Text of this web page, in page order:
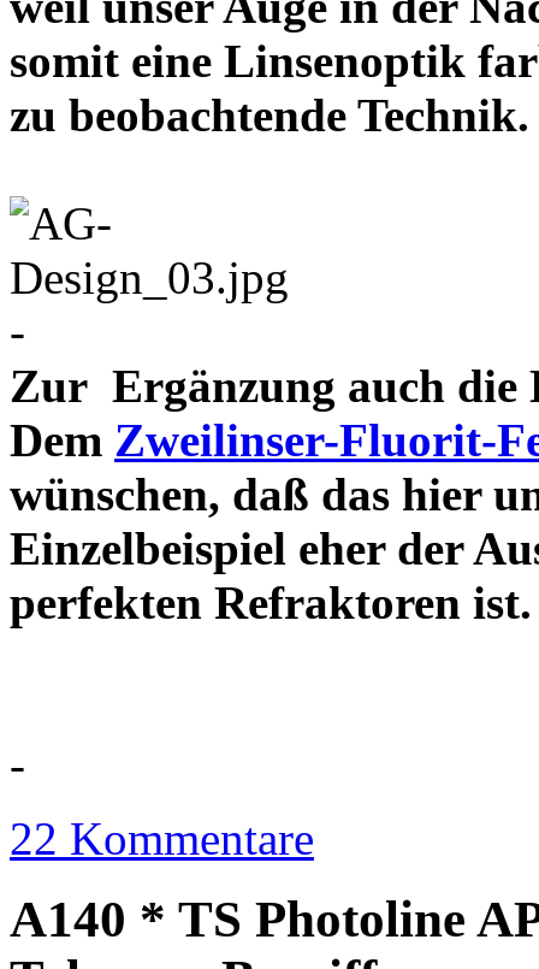
somit eine Linsenoptik
zu beobachtende
-
Zur Ergänzung auch die
Dem Zweilinser-Fluorit-
wünschen, daß das hier
Einzelbeispiel eher der
perfekten
-
22 Kommentare
A140 * TS Photoline